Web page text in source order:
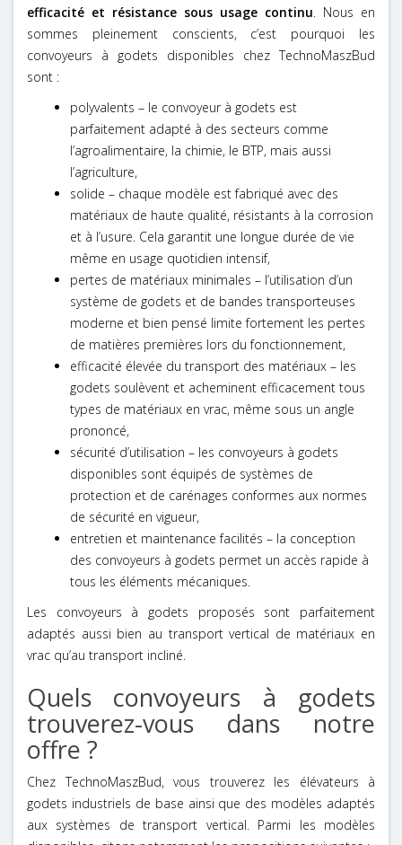
efficacité et résistance sous usage continu. Nous en
sommes pleinement conscients, c’est pourquoi les
convoyeurs à godets disponibles chez TechnoMaszBud
sont :
polyvalents – le convoyeur à godets est
parfaitement adapté à des secteurs comme
l’agroalimentaire, la chimie, le BTP, mais aussi
l’agriculture,
solide – chaque modèle est fabriqué avec des
matériaux de haute qualité, résistants à la corrosion
et à l’usure. Cela garantit une longue durée de vie
même en usage quotidien intensif,
pertes de matériaux minimales – l’utilisation d’un
système de godets et de bandes transporteuses
moderne et bien pensé limite fortement les pertes
de matières premières lors du fonctionnement,
efficacité élevée du transport des matériaux – les
godets soulèvent et acheminent efficacement tous
types de matériaux en vrac, même sous un angle
prononcé,
sécurité d’utilisation – les convoyeurs à godets
disponibles sont équipés de systèmes de
protection et de carénages conformes aux normes
de sécurité en vigueur,
entretien et maintenance facilités – la conception
des convoyeurs à godets permet un accès rapide à
tous les éléments mécaniques.
Les convoyeurs à godets proposés sont parfaitement
adaptés aussi bien au transport vertical de matériaux en
vrac qu’au transport incliné.
Quels convoyeurs à godets
trouverez-vous dans notre
offre ?
Chez TechnoMaszBud, vous trouverez les élévateurs à
godets industriels de base ainsi que des modèles adaptés
aux systèmes de transport vertical. Parmi les modèles